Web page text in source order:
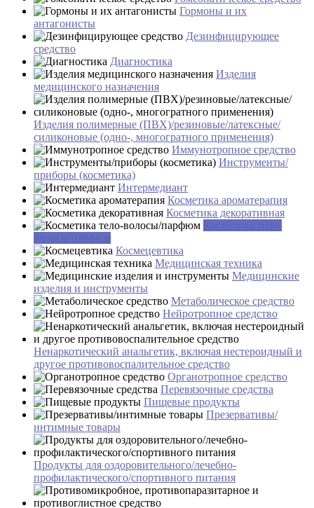
Гормоны и их
антагонисты
Дезинфицирующее
средство
Диагностика
Изделия
медицинского назначения
Изделия полимерные (ПВХ)/резиновые/латексные/
силиконовые (одно-, многогратного применения)
Иммунотропное средство
Инструменты/
приборы (косметика)
Интермедиант
Косметика ароматерапия
Косметика декоративная
Космецевтика
Медицинская техника
Медицинские
изделия и инструменты
Метаболическое средство
Нейротропное средство
Ненаркотический анальгетик, включая нестероидный и
другое противовоспалительное средство
Органотропное средство
Перевязочные средства
Пищевые продукты
Презервативы/
интимные товары
Продукты для оздоровительного/лечебно-
профилактического/спортивного питания